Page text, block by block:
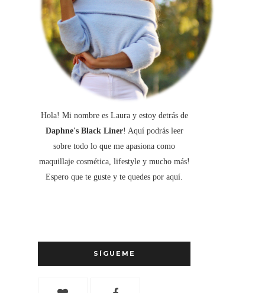
Hola! Mi nombre es Laura y estoy detrás de
Daphne's Black Liner! Aquí podrás leer
sobre todo lo que me apasiona como
maquillaje cosmética, lifestyle y mucho más!
Espero que te guste y te quedes por aquí.
SÍGUEME